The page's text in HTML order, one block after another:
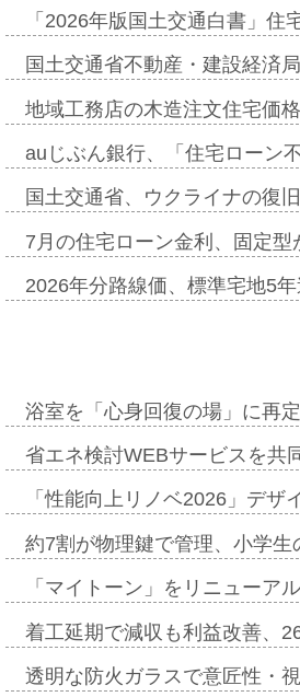
「2026年版国土交通白書」
国土交通省不動産・建設経済
地域工務店の木造注文住宅価
auじぶん銀行、「住宅ローン
国土交通省、ウクライナの復
7月の住宅ローン金利、固定
2026年分路線価、標準宅地5
浴室を「心身回復の場」に再
省エネ検討WEBサービスを
「性能向上リノベ2026」デ
約7割が物理鍵で管理、小学
「マイトーン」をリニュー
着工延期で減収も利益改善、
透明な防火ガラスで意匠性・